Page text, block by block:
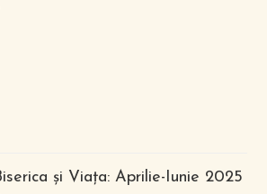
și Viața: Aprilie-Iunie 2025